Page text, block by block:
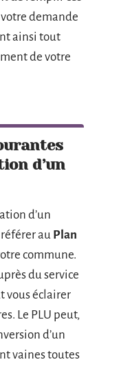
demande
ainsi tout
de votre
d’un
d’un
au Plan
commune.
du service
vous éclairer
Le PLU peut,
d’un
vaines toutes